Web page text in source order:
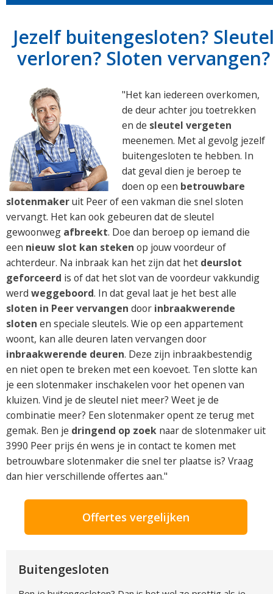
Jezelf buitengesloten?
verloren? Sloten vervangen?
"Het kan iedereen overkomen,
de deur achter jou toetrekken
en de sleutel vergeten
meenemen. Met al gevolg jezelf
buitengesloten te hebben. In
dat geval dien je beroep te
doen op een betrouwbare
slotenmakeruit Peer of een vakman die snel sloten
vervangt. Het kan ook gebeuren dat de sleutel
gewoonweg afbreekt. Doe dan beroep op iemand die
een nieuw slot kan steken op jouw voordeur of
achterdeur. Na inbraak kan het zijn dat het deurslot
geforceerd is of dat het slot van de voordeur vakkundig
werd weggeboord. In dat geval laat je het best alle
sloten in Peer vervangen door inbraakwerende
sloten en speciale sleutels. Wie op een appartement
woont, kan alle deuren laten vervangen door
inbraakwerende deuren. Deze zijn inbraakbestendig
en niet open te breken met een koevoet. Ten slotte kan
je een slotenmaker inschakelen voor het openen van
kluizen. Vind je de sleutel niet meer? Weet je de
combinatie meer? Een slotenmaker opent ze terug met
gemak. Ben je dringend op zoek naar de slotenmaker uit
3990 Peer prijs én wens je in contact te komen met
betrouwbare slotenmaker die snel ter plaatse is? Vraag
dan hier verschillende offertes aan."
Offertes vergelijken
Buitengesloten